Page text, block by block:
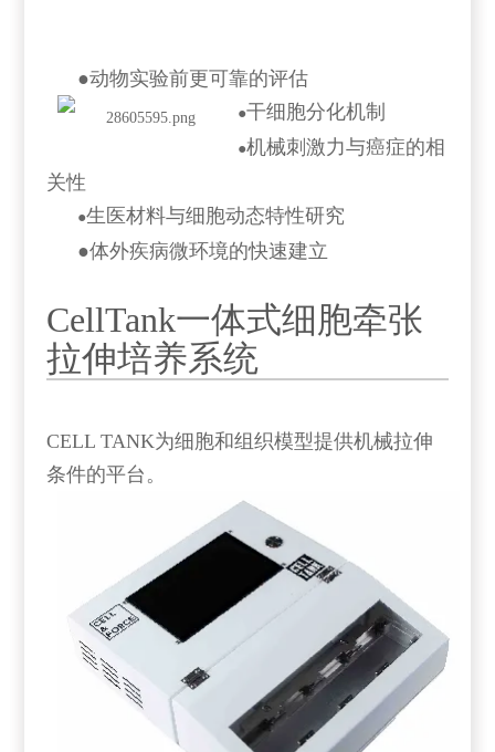
●动物实验前更可靠的评估
●干细胞分化机制
●机械刺激力与癌症的相
关性
●生医材料与细胞动态特性研究
●体外疾病微环境的快速建立
CellTank一体式细胞牵张
拉伸培养系统
CELL TANK为细胞和组织模型提供机械拉伸
条件的平台。